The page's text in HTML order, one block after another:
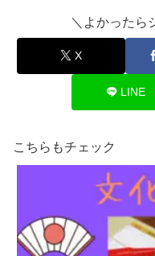
＼よかったら
X
LINE
こちらもチェック